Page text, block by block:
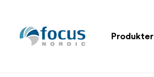
Produkter